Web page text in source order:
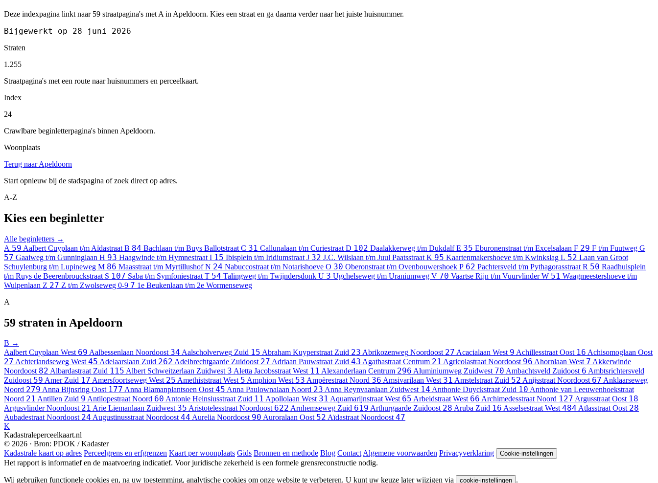
Deze indexpagina linkt naar 59 straatpagina's met A in Apeldoorn. Kies een straat en ga daarna verder naar het juiste huisnummer.
Bijgewerkt op 28 juni 2026
Straten
1.255
Straatpagina's met een route naar huisnummers en perceelkaart.
Index
24
Crawlbare beginletterpagina's binnen Apeldoorn.
Woonplaats
Terug naar Apeldoorn
Start opnieuw bij de stadspagina of zoek direct op adres.
A-Z
Kies een beginletter
Alle beginletters →
A 59 Aalbert Cuyplaan t/m Aïdastraat B 84 Bachlaan t/m Buys Ballotstraat C 31 Callunalaan t/m Curiestraat D 102 Daalakkerweg t/m DukdalfE 35 Eburonenstraat t/m Excelsalaan F 29 F t/m Fuutweg G
57 Gaaiweg t/m Gunninglaan H 93 Haagwinde t/m Hymnestraat I 15 Ibisplein t/m Iridiumstraat J 32 J.C. Wilslaan t/m Juul Paatsstraat K 95 Kaartenmakershoeve t/m Kwinkslag L 52 Laan van Groot
Schuylenburg t/m Lupineweg M 86 Maasstraat t/m MyrtillushofN 24 Nabuccostraat t/m Notarishoeve O 30 Oberonstraat t/m Ovenbouwershoek P 62 Pachtersveld t/m Pythagorasstraat R 50 Raadhuisplein
t/m Ruys de Beerenbrouckstraat S 107 Saba t/m Symfoniestraat T 54 Talingweg t/m Twijndersdonk U 3 Ugchelseweg t/m Uraniumweg V 70 Vaartse Rijn t/m VuurvlinderW 51 Waagmeestershoeve t/m
Wulpenlaan Z 27 Z t/m Zwolseweg 0-9 7 1e Beukenlaan t/m 2e Wormenseweg
A
59 straten in Apeldoorn
B →
Aalbert Cuyplaan West 69 Aalbessenlaan Noordoost 34 Aalscholverweg Zuid 15 Abraham Kuyperstraat Zuid 23 Abrikozenweg Noordoost 27 Acacialaan West 9 Achillesstraat Oost 16 Achisomoglaan Oost
27 Achterlandseweg West 45 Adelaarslaan Zuid 262 Adelbrechtgaarde Zuidoost 27 Adriaan Pauwstraat Zuid 43 Agathastraat Centrum 21 Agricolastraat Noordoost 96 Ahornlaan West 7 Akkerwinde
Noordoost 82 Albardastraat Zuid 115 Albert Schweitzerlaan Zuidwest 3 Aletta Jacobsstraat West 11 Alexanderlaan Centrum 296 Aluminiumweg Zuidwest 70 Ambachtsveld Zuidoost 6 Ambtsrichtersveld
Zuidoost 59 Amer Zuid 17 Amersfoortseweg West 25 Amethiststraat West 5 Amphion West 53 Ampèrestraat Noord 36 Amsivarilaan West 31 Amstelstraat Zuid 52 Anijsstraat Noordoost 67 Anklaarseweg
Noord 279 Anna Bijnsring Oost 177 Anna Blamanplantsoen Oost 45 Anna Paulownalaan Noord 23 Anna Reynvaanlaan Zuidwest 14 Anthonie Duyckstraat Zuid 10 Anthonie van Leeuwenhoekstraat
Noord 21 Antillen Zuid 9 Antilopestraat Noord 60 Antonie Heinsiusstraat Zuid 11 Apollolaan West 31 Aquamarijnstraat West 65 Arbeidstraat West 66 Archimedesstraat Noord 127 Argusstraat Oost 18
Argusvlinder Noordoost 21 Arie Liemanlaan Zuidwest 35 Aristotelesstraat Noordoost 622 Arnhemseweg Zuid 619 Arthurgaarde Zuidoost 28 Aruba Zuid 16 Asselsestraat West 484 Atlasstraat Oost 28
Aubadestraat Noordoost 24 Augustinusstraat Noordoost 44 Aurelia Noordoost 90 Auroralaan Oost 52 Aïdastraat Noordoost 47
K
Kadastraleperceelkaart.nl
© 2026 · Bron: PDOK / Kadaster
Kadastrale kaart op adres Perceelgrens en erfgrenzen Kaart per woonplaats Gids Bronnen en methode Blog ContactAlgemene voorwaarden Privacyverklaring Cookie-instellingen
Het rapport is informatief en de maatvoering indicatief. Voor juridische zekerheid is een formele grensreconstructie nodig.
Wij gebruiken functionele cookies en, na uw toestemming, analytische cookies om onze website te verbeteren. U kunt uw keuze later wijzigen via cookie-instellingen .